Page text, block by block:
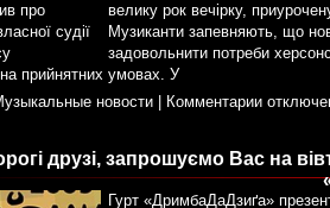
велику рок вечірку,
Музиканти запевняють, що
задовольнити потреби
прийнятних умовах. У
новости Комментарии
друзі, запрошуємо Вас на
Гурт «ДримбаДаДзиґа»